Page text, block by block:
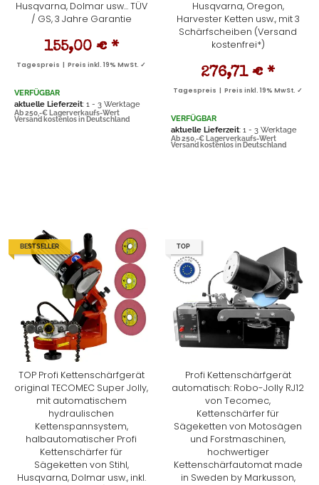
Husqvarna, Dolmar usw... TÜV
/ GS, 3 Jahre Garantie
155,00 € *
Tagespreis | Preis inkl. 19% MwSt. ✓
VERFÜGBAR
aktuelle Lieferzeit: 1 - 3 Werktage
Ab 250,-€ Lagerverkaufs-Wert
Versand kostenlos in Deutschland
Husqvarna, Oregon,
Harvester Ketten usw., mit 3
Schärfscheiben (Versand
kostenfrei*)
276,71 € *
Tagespreis | Preis inkl. 19% MwSt. ✓
VERFÜGBAR
aktuelle Lieferzeit: 1 - 3 Werktage
Ab 250,-€ Lagerverkaufs-Wert
Versand kostenlos in Deutschland
BESTSELLER
TOP Profi Kettenschärfgerät
original TECOMEC Super Jolly,
mit automatischem
hydraulischen
Kettenspannsystem,
halbautomatischer Profi
Kettenschärfer für
Sägeketten von Stihl,
Husqvarna, Dolmar usw., inkl.
TOP
Profi Kettenschärfgerät
automatisch: Robo-Jolly RJ12
von Tecomec,
Kettenschärfer für
Sägeketten von Motosägen
und Forstmaschinen,
hochwertiger
Kettenschärfautomat made
in Sweden by Markusson,